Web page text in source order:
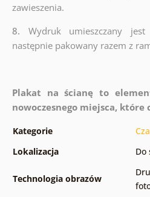
zawieszenia.
8. Wydruk umieszczany
następnie pakowany razem z
Plakat na ścianę to
nowoczesnego miejsca, które
Kategorie
Lokalizacja
Do
Technologia obrazów